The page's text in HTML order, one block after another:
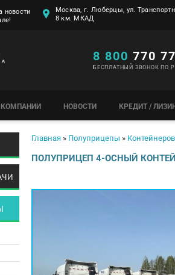
новости
Москва, г. Люберцы, ул.
8 км. МКАД
8 800 770
БЕСПЛАТНЫЙ ЗВОНОК ПО
НОВОСТИ КРЕДИТ /
Вы здесь
Главная » Полуприцепы »
ПОЛУПРИЦЕП 4-ОСНЫЙ